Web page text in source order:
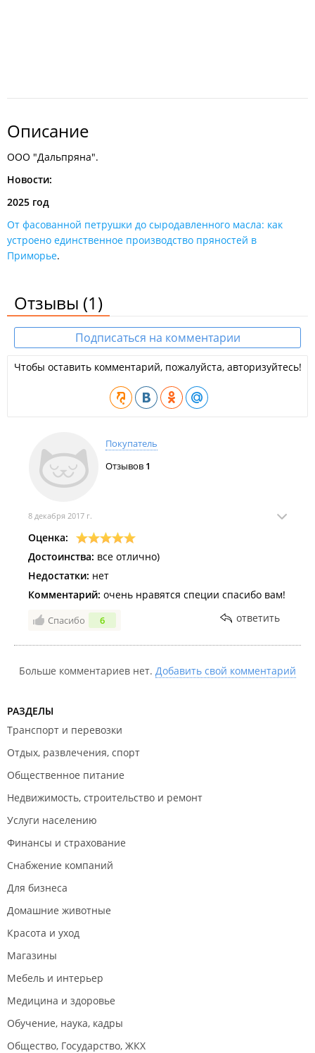
Описание
ООО "Дальпряна".
Новости:
2025 год
От фасованной петрушки до сыродавленного масла: как
устроено единственное производство пряностей в
Приморье.
Отзывы (1)
Подписаться на комментарии
Чтобы оставить комментарий, пожалуйста, авторизуйтесь!
Покупатель
Отзывов 1
8 декабря 2017 г.
Оценка:
Достоинства: все отлично)
Недостатки: нет
Комментарий: очень нравятся специи спасибо вам!
Спасибо 6 ответить
Больше комментариев нет. Добавить свой комментарий
РАЗДЕЛЫ
Транспорт и перевозки
Отдых, развлечения, спорт
Общественное питание
Недвижимость, строительство и ремонт
Услуги населению
Финансы и страхование
Снабжение компаний
Для бизнеса
Домашние животные
Красота и уход
Магазины
Мебель и интерьер
Медицина и здоровье
Обучение, наука, кадры
Общество, Государство, ЖКХ